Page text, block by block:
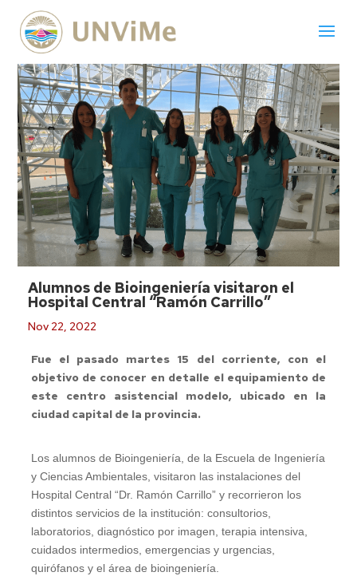
Alumnos de Bioingeniería visitaron el
Hospital Central “Ramón Carrillo”
Nov 22, 2022
Fue el pasado martes 15 del corriente, con el
objetivo de conocer en detalle el equipamiento de
este centro asistencial modelo, ubicado en la
ciudad capital de la provincia.
Los alumnos de Bioingeniería, de la Escuela de Ingeniería
y Ciencias Ambientales, visitaron las instalaciones del
Hospital Central “Dr. Ramón Carrillo” y recorrieron los
distintos servicios de la institución: consultorios,
laboratorios, diagnóstico por imagen, terapia intensiva,
cuidados intermedios, emergencias y urgencias,
quirófanos y el área de bioingeniería.